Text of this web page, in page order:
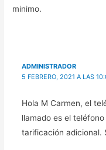
minimo.
ADMINISTRADOR
5 FEBRERO, 2021 A LAS
Hola M Carmen, el
llamado es el
tarificación adicional.